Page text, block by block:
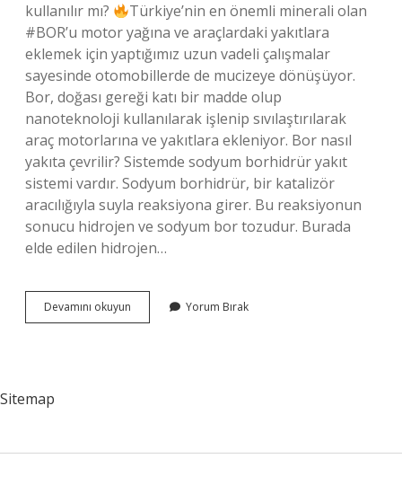
kullanılır mı?
Türkiye’nin en önemli minerali olan
#BOR’u motor yağına ve araçlardaki yakıtlara
eklemek için yaptığımız uzun vadeli çalışmalar
sayesinde otomobillerde de mucizeye dönüşüyor.
Bor, doğası gereği katı bir madde olup
nanoteknoloji kullanılarak işlenip sıvılaştırılarak
araç motorlarına ve yakıtlara ekleniyor. Bor nasıl
yakıta çevrilir? Sistemde sodyum borhidrür yakıt
sistemi vardır. Sodyum borhidrür, bir katalizör
aracılığıyla suyla reaksiyona girer. Bu reaksiyonun
sonucu hidrojen ve sodyum bor tozudur. Burada
elde edilen hidrojen…
Devamını okuyun
Jet
Yorum Bırak
Sitemap